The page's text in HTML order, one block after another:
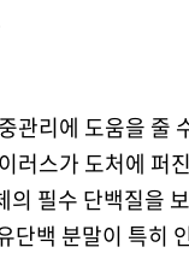
리에 도움을 줄
러스가 도처에 퍼
필수 단백질을
백 분말이 특히